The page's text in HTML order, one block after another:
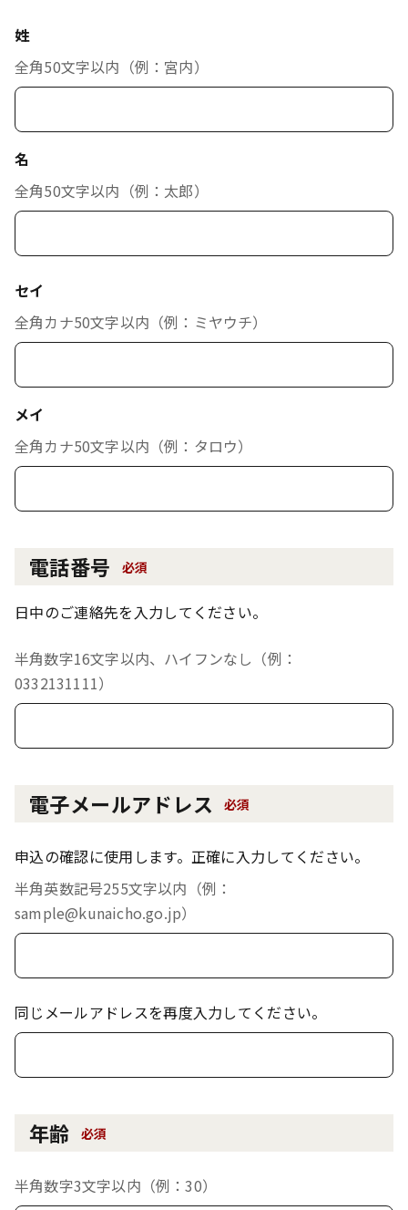
姓
全角50文字以内（例：宮内）
名
全角50文字以内（例：太郎）
セイ
全角カナ50文字以内（例：ミヤウチ）
メイ
全角カナ50文字以内（例：タロウ）
電話番号 必須
日中のご連絡先を入力してください。
半角数字16文字以内、ハイフンなし（例：
0332131111）
電子メールアドレス 必須
申込の確認に使用します。正確に入力してください。
半角英数記号255文字以内（例：
sample@kunaicho.go.jp）
同じメールアドレスを再度入力してください。
年齢 必須
半角数字3文字以内（例：30）